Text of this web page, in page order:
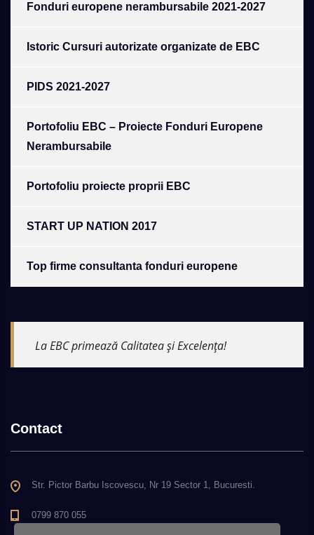
Fonduri europene nerambursabile 2021-2027
Istoric Cursuri autorizate organizate de EBC
PIDS 2021-2027
Portofoliu EBC – Proiecte Fonduri Europene
Nerambursabile
Portofoliu proiecte proprii EBC
START UP NATION 2017
Top firme consultanta fonduri europene
La EBC primează Calitatea și Excelența!
Contact
Str. Pictor Barbu Iscovescu, Nr 19 Sector 1, Bucuresti.
0799 870 055